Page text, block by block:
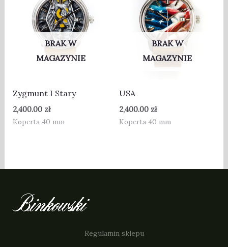
BRAK W
MAGAZYNIE
Zygmunt I Stary
2,400.00 zł
Koperta 40 mm
BRAK W
MAGAZYNIE
USA
2,400.00 zł
Koperta 40 mm
Regulamin sklepu